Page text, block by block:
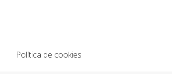
Política de cookies